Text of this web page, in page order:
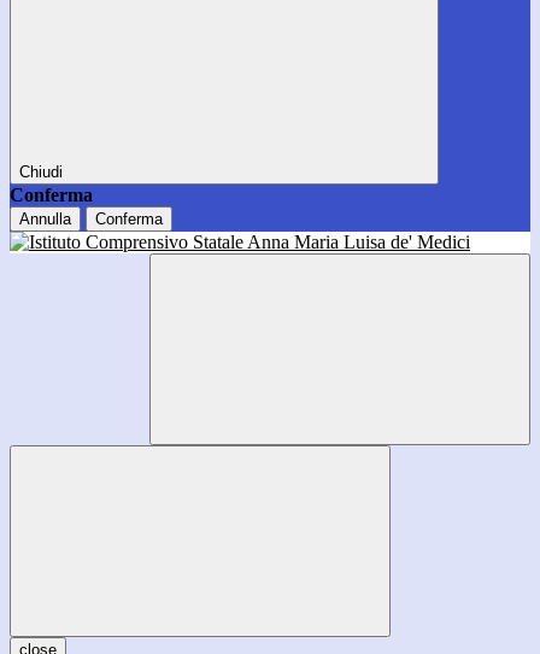
Chiudi
Conferma
Annulla Conferma
close